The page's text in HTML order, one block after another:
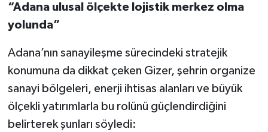
“Adana ulusal ölçekte lojistik merkez olma
yolunda”
Adana’nın sanayileşme sürecindeki stratejik
konumuna da dikkat çeken Gizer, şehrin organize
sanayi bölgeleri, enerji ihtisas alanları ve büyük
ölçekli yatırımlarla bu rolünü güçlendirdiğini
belirterek şunları söyledi: